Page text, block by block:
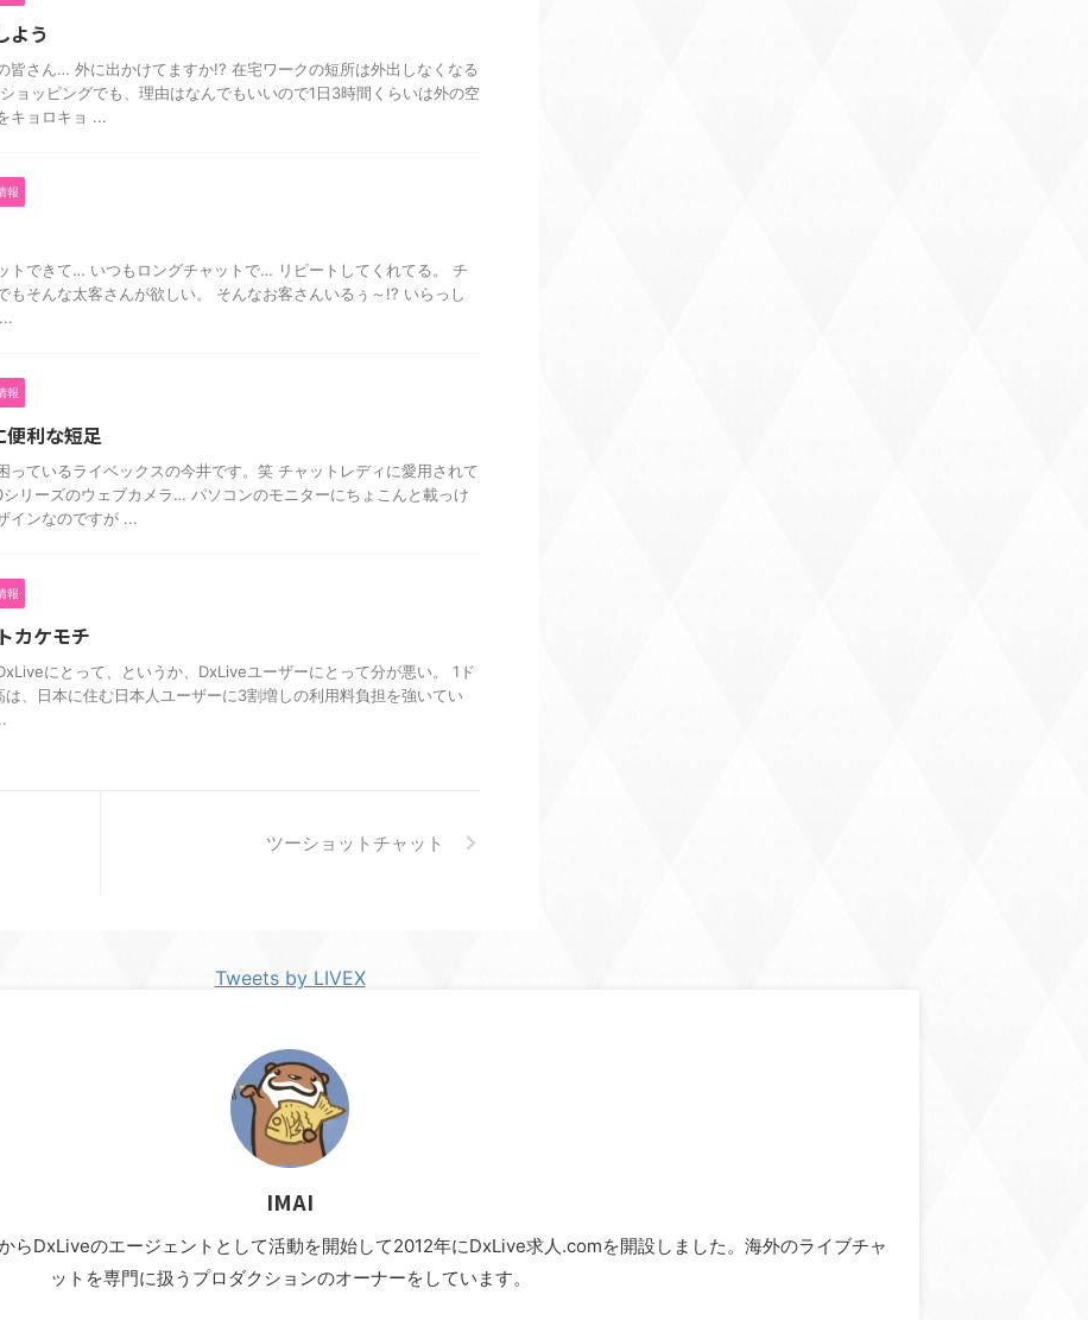
よう
皆さん… 外に出かけてますか!? 在宅ワークの短所は外出しなくなる
ョッピングでも、理由はなんでもいいので1日3時間くらいは外の空
キョロキョ ...
報
トできて… いつもロングチャットで… リピートしてくれてる。 チ
もそんな太客さんが欲しい。 そんなお客さんいるぅ～!? いらっし
報
便利な短足
っているライベックスの今井です。笑 チャットレディに愛用されて
リーズのウェブカメラ… パソコンのモニターにちょこんと載っけ
インなのですが ...
報
カケモチ
にとって、というか、DxLiveユーザーにとって分が悪い。 1ド
は、日本に住む日本人ユーザーに3割増しの利用料負担を強いてい
ツーショットチャット
Tweets by LIVEX
IMAI
らDxLiveのエージェントとして活動を開始して2012年にDxLive求人.comを開設しました。海外のライブチャ
ットを専門に扱うプロダクションのオーナーをしています。